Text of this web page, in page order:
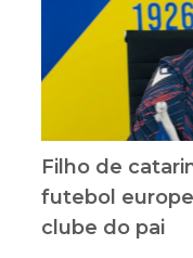
Filho de
futebol
clube do pai